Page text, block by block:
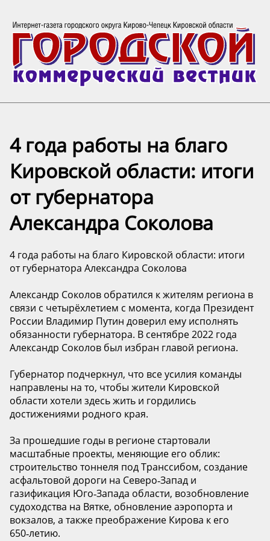
4 года работы на благо
Кировской области: итоги
от губернатора
Александра Соколова
4 года работы на благо Кировской области: итоги
от губернатора Александра Соколова
Александр Соколов обратился к жителям региона в
связи с четырёхлетием с момента, когда Президент
России Владимир Путин доверил ему исполнять
обязанности губернатора. В сентябре 2022 года
Александр Соколов был избран главой региона.
Губернатор подчеркнул, что все усилия команды
направлены на то, чтобы жители Кировской
области хотели здесь жить и гордились
достижениями родного края.
За прошедшие годы в регионе стартовали
масштабные проекты, меняющие его облик:
строительство тоннеля под Транссибом, создание
асфальтовой дороги на Северо‑Запад и
газификация Юго‑Запада области, возобновление
судоходства на Вятке, обновление аэропорта и
вокзалов, а также преображение Кирова к его
650‑летию.